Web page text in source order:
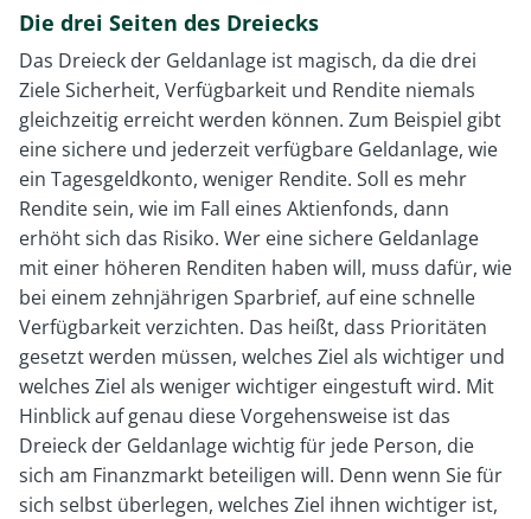
Die drei Seiten des Dreiecks
Das Dreieck der Geldanlage ist magisch, da die drei
Ziele Sicherheit, Verfügbarkeit und Rendite niemals
gleichzeitig erreicht werden können. Zum Beispiel gibt
eine sichere und jederzeit verfügbare Geldanlage, wie
ein Tagesgeldkonto, weniger Rendite. Soll es mehr
Rendite sein, wie im Fall eines Aktienfonds, dann
erhöht sich das Risiko. Wer eine sichere Geldanlage
mit einer höheren Renditen haben will, muss dafür, wie
bei einem zehnjährigen Sparbrief, auf eine schnelle
Verfügbarkeit verzichten. Das heißt, dass Prioritäten
gesetzt werden müssen, welches Ziel als wichtiger und
welches Ziel als weniger wichtiger eingestuft wird. Mit
Hinblick auf genau diese Vorgehensweise ist das
Dreieck der Geldanlage wichtig für jede Person, die
sich am Finanzmarkt beteiligen will. Denn wenn Sie für
sich selbst überlegen, welches Ziel ihnen wichtiger ist,